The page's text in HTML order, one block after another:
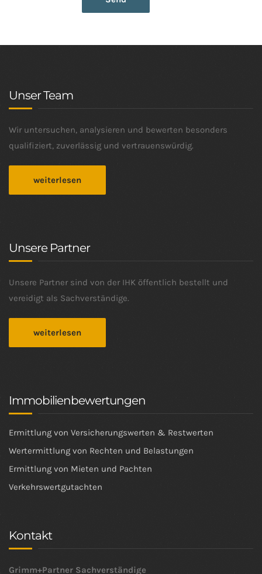
Unser Team
Wir untersuchen, analysieren und bewerten besonders
qualifiziert, zuverlässig und vertrauenswürdig.
weiterlesen
Unsere Partner
Unsere Partner sind von der IHK öffentlich bestellt und
vereidigt als Sachverständige.
weiterlesen
Immobilienbewertungen
Ermittlung von Versicherungswerten & Restwerten
Wertermittlung von Rechten und Belastungen
Ermittlung von Mieten und Pachten
Verkehrswertgutachten
Kontakt
Grimm+Partner Sachverständige